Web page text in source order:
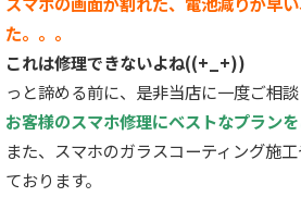
た。。。
これは修理できないよね((+_+))
っと諦める前に、是非当店に一度ご相談
お客様のスマホ修理にベストなプランを
また、スマホのガラスコーティング施
ております。